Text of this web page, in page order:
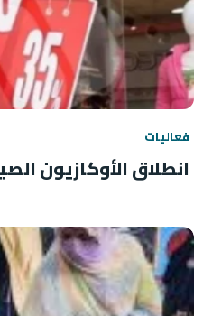
فعاليات
انطلاق الأوكازيون الصيفي 2026